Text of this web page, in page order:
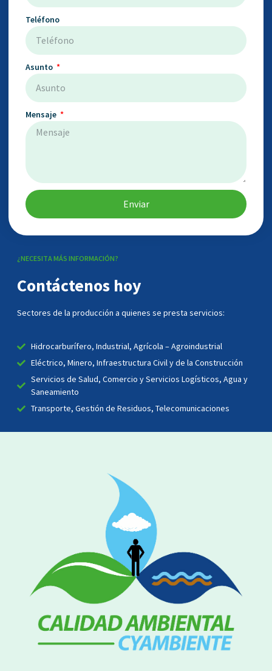
Teléfono
Asunto
Mensaje
Enviar
¿NECESITA MÁS INFORMACIÓN?
Contáctenos hoy
Sectores de la producción a quienes se presta servicios:
Hidrocarburífero, Industrial, Agrícola – Agroindustrial
Eléctrico, Minero, Infraestructura Civil y de la Construcción
Servicios de Salud, Comercio y Servicios Logísticos, Agua y
Saneamiento
Transporte, Gestión de Residuos, Telecomunicaciones